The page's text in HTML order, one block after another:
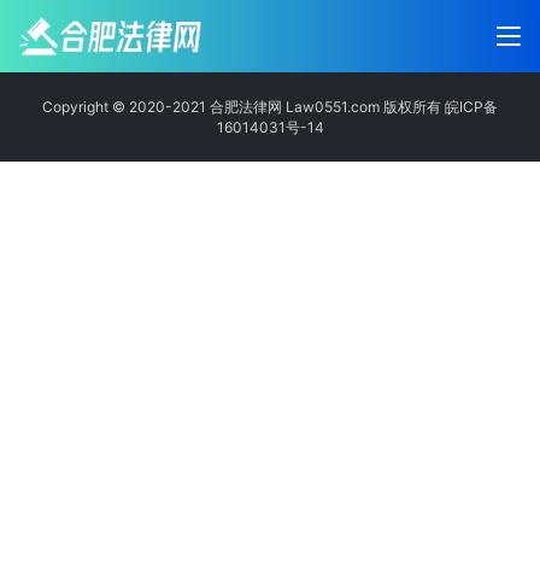
Copyright © 2020-2021 合肥法律网 Law0551.com 版权所有 皖ICP备
16014031号-14